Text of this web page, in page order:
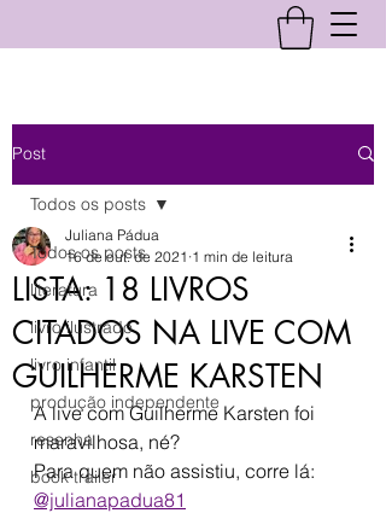
Post
Todos os posts
literatura
livro ilustrado
livro infantil
produção independente
resenha
book trailer
Todos os posts
LISTA: 18 LIVROS
CITADOS NA LIVE COM
GUILHERME KARSTEN
Juliana Pádua
16 de out. de 2021 1 min de leitura
A live com Guilherme Karsten foi
maravilhosa, né?
Para quem não assistiu, corre lá:
@julianapadua81